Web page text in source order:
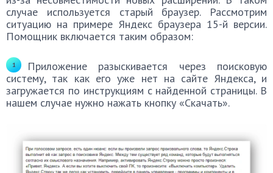
случае используется старый браузер. Рассмотрим
ситуацию на примере Яндекс браузера 15-й версии.
Помощник включается таким образом:
Приложение разыскивается через поисковую
систему, так как его уже нет на сайте Яндекса, и
загружается по инструкциям с найденной страницы. В
нашем случае нужно нажать кнопку «Скачать».